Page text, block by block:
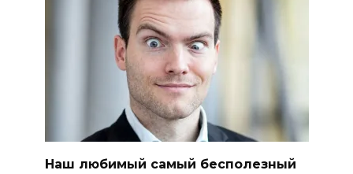
Наш любимый самый бесполезный